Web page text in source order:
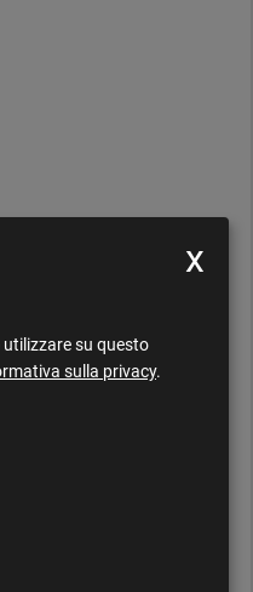
su questo
sulla privacy.